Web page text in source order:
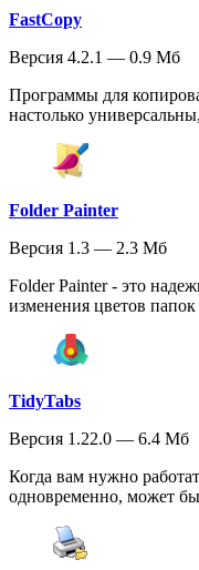
FastCopy
Версия 4.2.1 — 0.9 Мб
Программы для
настолько
Folder Painter
Версия 1.3 — 2.3 Мб
Folder Painter - это
изменения цветов
TidyTabs
Версия 1.22.0 — 6.4 Мб
Когда вам нужно
одновременно, может